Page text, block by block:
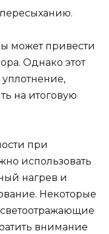
может привести
Однако этот
на итоговую
при
использовать
нагрев и
Некоторые
внимание